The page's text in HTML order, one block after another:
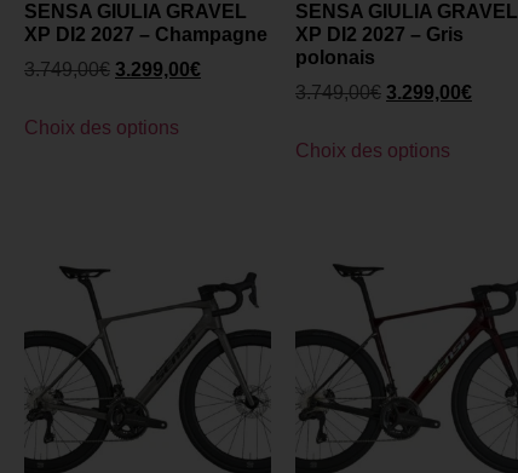
SENSA GIULIA GRAVEL
XP DI2 2027 – Champagne
3.749,00€ 3.299,00€
Choix des options
SENSA GIULIA GRAVEL
XP DI2 2027 – Gris
polonais
3.749,00€ 3.299,00€
Choix des options